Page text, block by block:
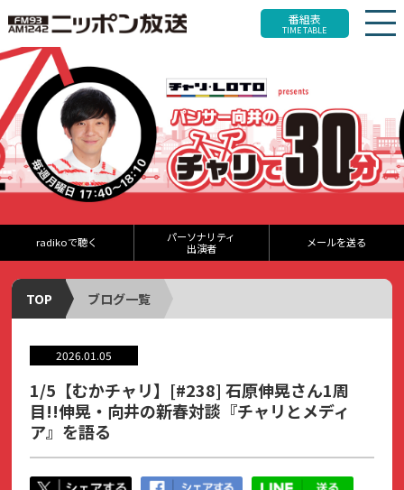
番組表
TIME TABLE
radikoで聴く
パーソナリティ
出演者
メールを送る
TOP ブログ一覧
2026.01.05
1/5【むかチャリ】[#238] 石原伸晃さん1周
目!!伸晃・向井の新春対談『チャリとメディ
ア』を語る